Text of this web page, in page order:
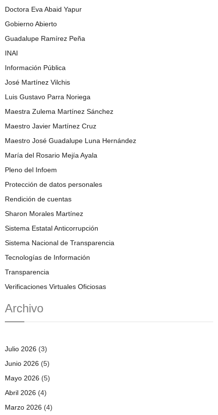
Doctora Eva Abaid Yapur
Gobierno Abierto
Guadalupe Ramírez Peña
INAI
Información Pública
José Martínez Vilchis
Luis Gustavo Parra Noriega
Maestra Zulema Martínez Sánchez
Maestro Javier Martínez Cruz
Maestro José Guadalupe Luna Hernández
María del Rosario Mejía Ayala
Pleno del Infoem
Protección de datos personales
Rendición de cuentas
Sharon Morales Martínez
Sistema Estatal Anticorrupción
Sistema Nacional de Transparencia
Tecnologías de Información
Transparencia
Verificaciones Virtuales Oficiosas
Archivo
Julio 2026 (3)
Junio 2026 (5)
Mayo 2026 (5)
Abril 2026 (4)
Marzo 2026 (4)